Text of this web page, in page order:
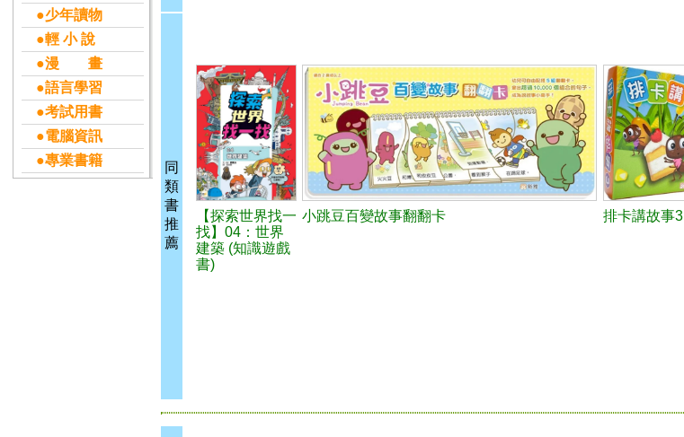
●少年讀物
●輕 小 說
●漫 畫
●語言學習
●考試用書
●電腦資訊
●專業書籍
同
類
書
推
薦
【探索世界找一
找】04：世界
建築 (知識遊戲
書)
小跳豆百變故事翻翻卡 排卡講故事3